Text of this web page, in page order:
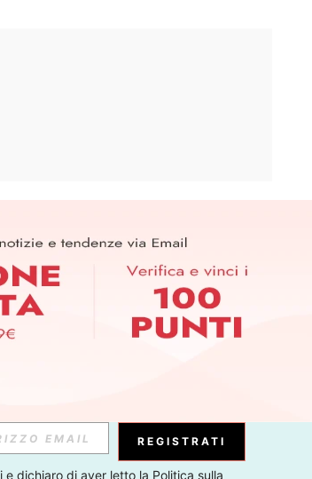
LE ULTIME TENDENZE IN ANTEPRIMA! (È
MOMENTO).
Abbonati
REGISTRATI
e dichiaro di aver letto la Politica sulla